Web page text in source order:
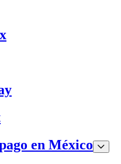
en México